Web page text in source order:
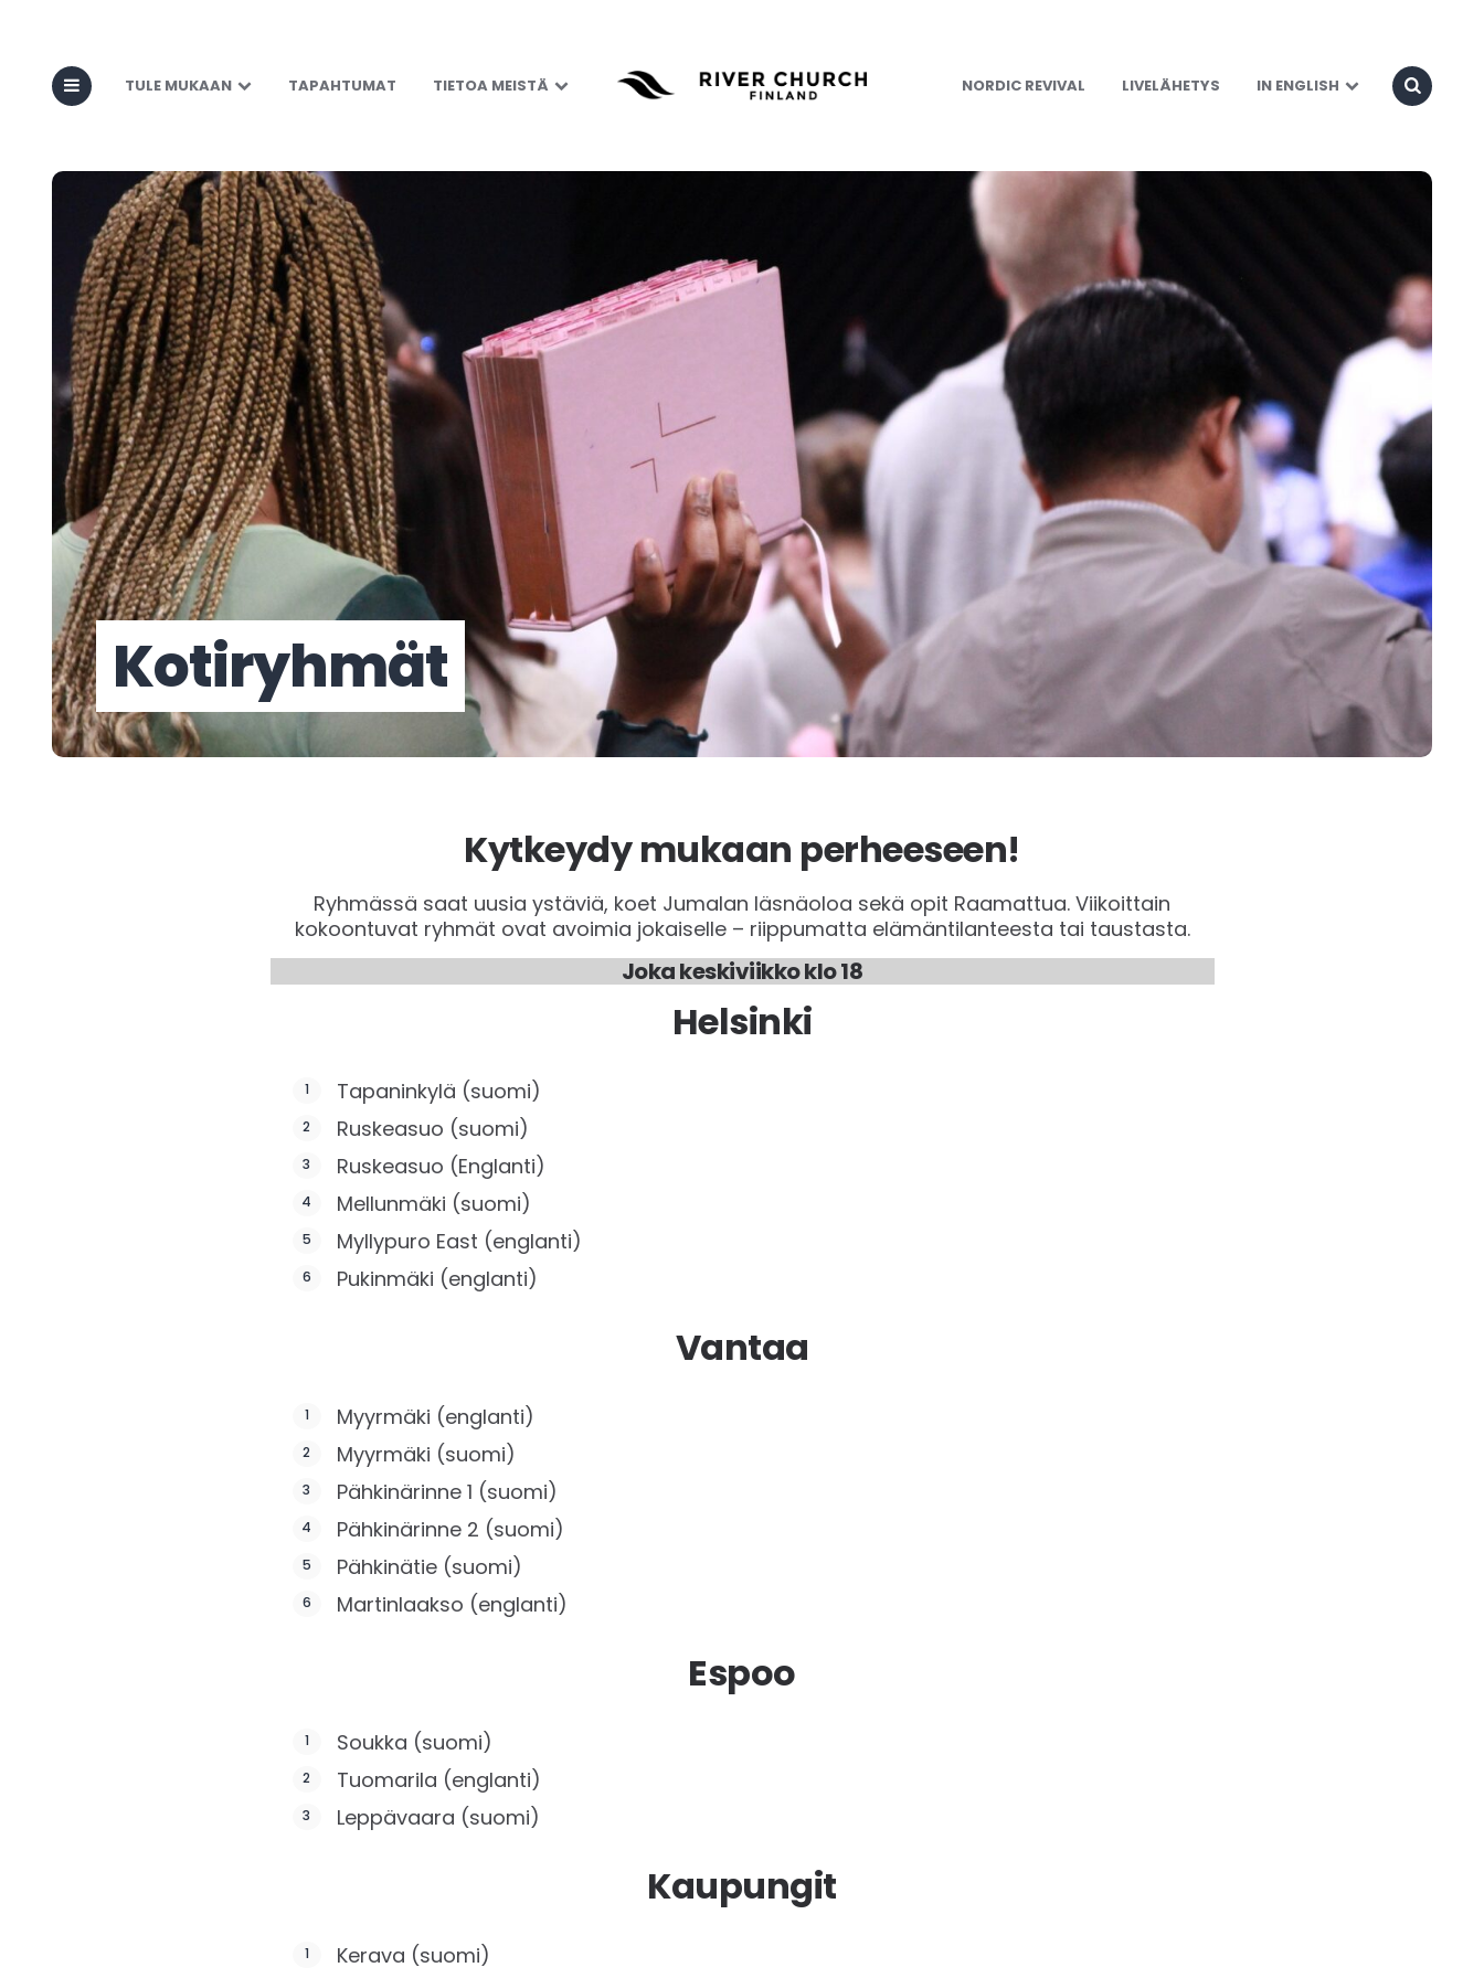
TULE MUKAAN TAPAHTUMAT TIETOA MEISTÄ NORDIC REVIVAL LIVELÄHETYS IN ENGLISH
Kotiryhmät
Kytkeydy mukaan perheeseen!
Ryhmässä saat uusia ystäviä, koet Jumalan läsnäoloa sekä opit Raamattua. Viikoittain
kokoontuvat ryhmät ovat avoimia jokaiselle – riippumatta elämäntilanteesta tai taustasta.
Joka keskiviikko klo 18
Helsinki
Tapaninkylä (suomi)
Ruskeasuo (suomi)
Ruskeasuo (Englanti)
Mellunmäki (suomi)
Myllypuro East (englanti)
Pukinmäki (englanti)
Vantaa
Myyrmäki (englanti)
Myyrmäki (suomi)
Pähkinärinne 1 (suomi)
Pähkinärinne 2 (suomi)
Pähkinätie (suomi)
Martinlaakso (englanti)
Espoo
Soukka (suomi)
Tuomarila (englanti)
Leppävaara (suomi)
Kaupungit
Kerava (suomi)